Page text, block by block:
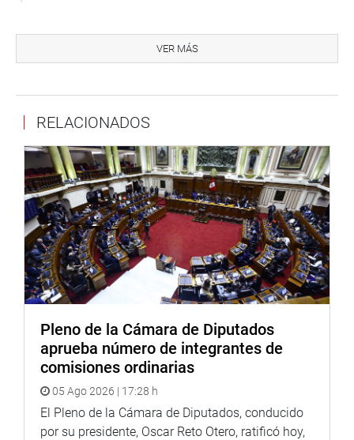
personas detenidas y de los representantes del Ministerio
Público, así como de la Defensoría del Pueblo.
Durante su intervención, el titular del interior recalcó que
las diversas unidades de la Policía Nacional del Perú,
poseen total autonomía operativa para cumplir con su
función constitucional, por lo cual no existió alguna
injerencia política en los planes operativos.
Cabe resaltar que el ministro Vicente Romero solicitó
responder las preguntas 8, 9, 30 y 33 de la Moción N°
5703 durante una sesión reservada, dado que sus
respuesta contenían información sensible para la
seguridad nacional.
VER MÁS
RELACIONADOS
Pleno de la Cámara de Diputados
aprueba número de integrantes de
comisiones ordinarias
05 Ago 2026 | 17:28 h
El Pleno de la Cámara de Diputados, conducido
por su presidente, Oscar Reto Otero, ratificó hoy,